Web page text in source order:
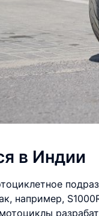
в Индии
например,